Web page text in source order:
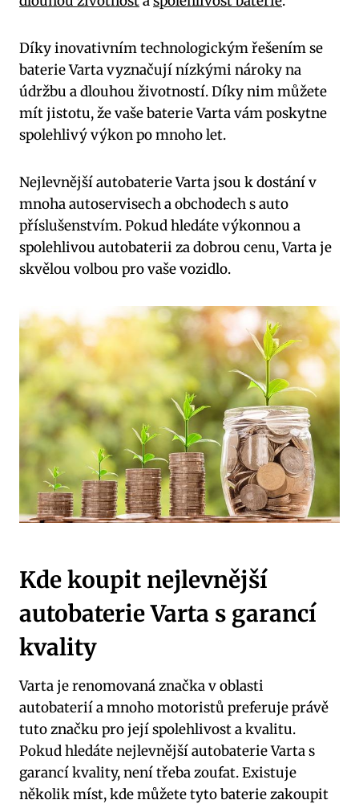
Díky inovativním‌ technologickým⁢ řešením se
baterie Varta vyznačují‌ nízkými nároky na
údržbu a dlouhou životností. Díky nim můžete
mít jistotu, že vaše baterie Varta vám poskytne
spolehlivý výkon po mnoho let.
Nejlevnější ⁤autobaterie Varta jsou k dostání v ​
mnoha​ autoservisech a obchodech s​ auto
příslušenstvím. ⁢Pokud hledáte výkonnou a
spolehlivou⁢ autobaterii za dobrou cenu, Varta je
skvělou volbou pro vaše vozidlo.
Kde koupit nejlevnější
autobaterie Varta s⁣ garancí
kvality
Varta je renomovaná značka v oblasti
autobaterií a mnoho motoristů preferuje právě ​
tuto značku pro její spolehlivost ⁤a kvalitu.
Pokud hledáte⁣ nejlevnější autobaterie ​Varta s
garancí kvality, není⁤ třeba zoufat. Existuje
několik míst,​ kde můžete ‌tyto baterie zakoupit